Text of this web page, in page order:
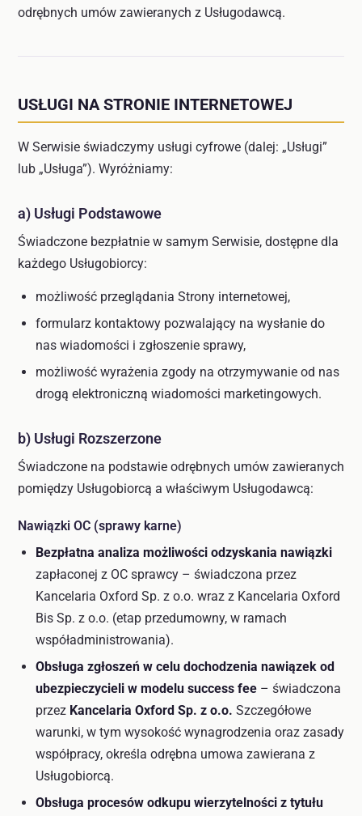
odrębnych umów zawieranych z Usługodawcą.
USŁUGI NA STRONIE INTERNETOWEJ
W Serwisie świadczymy usługi cyfrowe (dalej: „Usługi”
lub „Usługa”). Wyróżniamy:
a) Usługi Podstawowe
Świadczone bezpłatnie w samym Serwisie, dostępne dla
każdego Usługobiorcy:
możliwość przeglądania Strony internetowej,
formularz kontaktowy pozwalający na wysłanie do
nas wiadomości i zgłoszenie sprawy,
możliwość wyrażenia zgody na otrzymywanie od nas
drogą elektroniczną wiadomości marketingowych.
b) Usługi Rozszerzone
Świadczone na podstawie odrębnych umów zawieranych
pomiędzy Usługobiorcą a właściwym Usługodawcą:
Nawiązki OC (sprawy karne)
Bezpłatna analiza możliwości odzyskania nawiązki
zapłaconej z OC sprawcy – świadczona przez
Kancelaria Oxford Sp. z o.o. wraz z Kancelaria Oxford
Bis Sp. z o.o. (etap przedumowny, w ramach
współadministrowania).
Obsługa zgłoszeń w celu dochodzenia nawiązek od
ubezpieczycieli w modelu success fee – świadczona
przez Kancelaria Oxford Sp. z o.o. Szczegółowe
warunki, w tym wysokość wynagrodzenia oraz zasady
współpracy, określa odrębna umowa zawierana z
Usługobiorcą.
Obsługa procesów odkupu wierzytelności z tytułu